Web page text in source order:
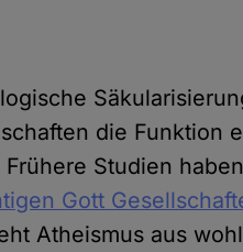
die Funktion
Studien
Gott
Atheismus aus